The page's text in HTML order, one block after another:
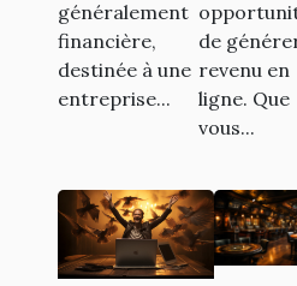
généralement
financière,
destinée à une
entreprise...
?
de
revenu en
ligne. Que
vous...